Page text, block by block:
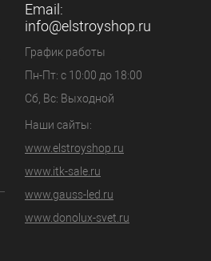
К сравнению
В избранное
Email:
info@elstroyshop.ru
График работы
Пн-Пт: с 10:00 до 18:00
Сб, Вс: Выходной
Наши сайты:
www.elstroyshop.ru
www.itk-sale.ru
www.gauss-led.ru
www.donolux-svet.ru